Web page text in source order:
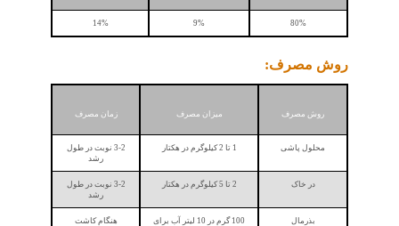
80%
9%
14%
روش مصرف:
روش مصرف میزان مصرف زمان مصرف
محلول پاشی 1 تا 2 کیلوگرم در هکتار
3-2 نوبت در طول
رشد
در خاک 2 تا 5 کیلوگرم در هکتار
3-2 نوبت در طول
رشد
بذرمال
100 گرم در 10 لیتر آب برای
هنگام کاشت